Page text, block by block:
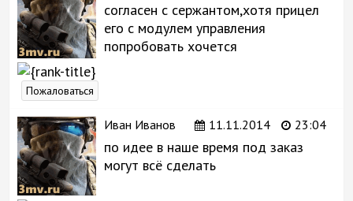
согласен с сержантом,хотя прицел
его с модулем управления
попробовать хочется
Пожаловаться
Иван Иванов 11.11.2014 23:04
по идее в наше время под заказ
могут всё сделать